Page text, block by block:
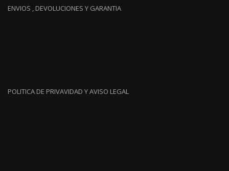
ENVIOS , DEVOLUCIONES Y GARANTIA
POLITICA DE PRIVAVIDAD Y AVISO LEGAL